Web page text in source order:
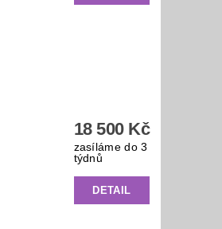
18 500 Kč
zasíláme do 3
týdnů
DETAIL